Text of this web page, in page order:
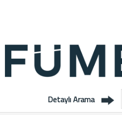
Detaylı Arama